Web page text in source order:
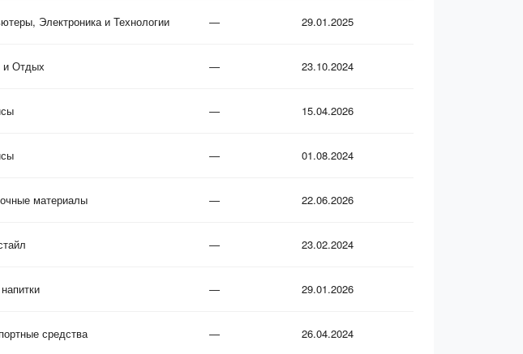
Электроника и Технологии — 29.01.2025
и Отдых — 23.10.2024
— 15.04.2026
— 01.08.2024
материалы — 22.06.2026
— 23.02.2024
— 29.01.2026
средства — 26.04.2024